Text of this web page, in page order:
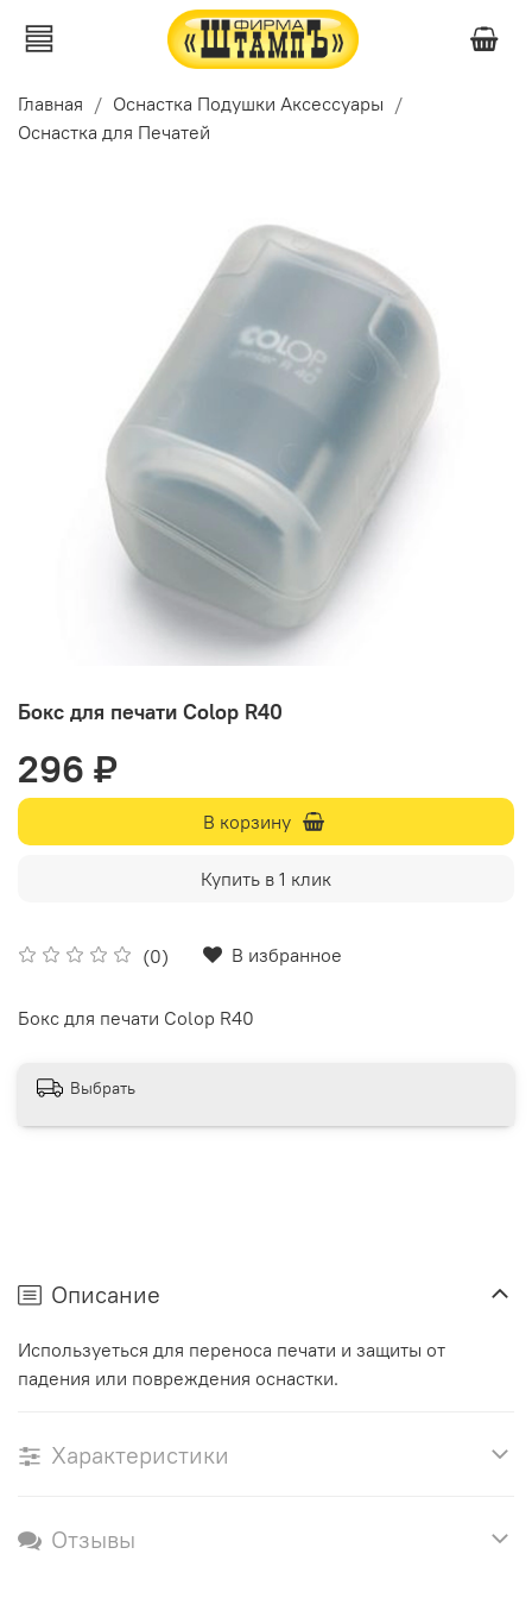
Главная
Оснастка Подушки Аксессуары
Оснастка для Печатей
Бокс для печати Colop R40
(0) В избранное
296 ₽
В корзину
Купить в 1 клик
Бокс для печати Colop R40
Выбрать
Описание
Используеться для переноса печати и защиты от
падения или повреждения оснастки.
Характеристики
Отзывы